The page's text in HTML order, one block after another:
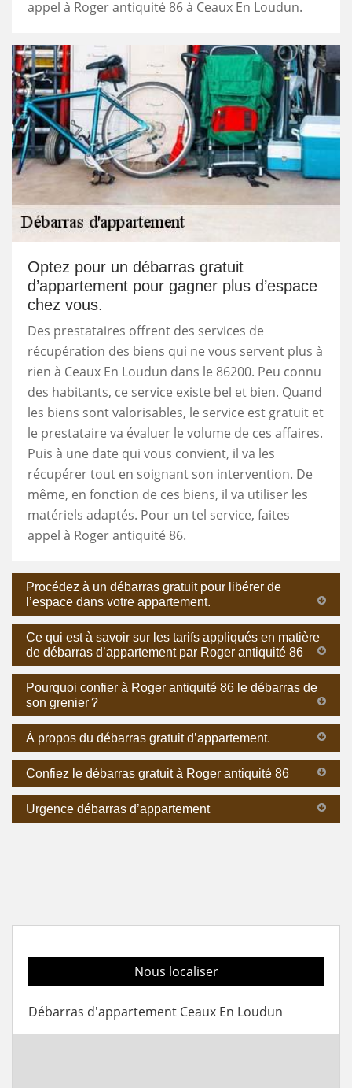
appel à Roger antiquité 86 à Ceaux En Loudun.
Optez pour un débarras gratuit
d’appartement pour gagner plus d’espace
chez vous.
Des prestataires offrent des services de
récupération des biens qui ne vous servent plus à
rien à Ceaux En Loudun dans le 86200. Peu connu
des habitants, ce service existe bel et bien. Quand
les biens sont valorisables, le service est gratuit et
le prestataire va évaluer le volume de ces affaires.
Puis à une date qui vous convient, il va les
récupérer tout en soignant son intervention. De
même, en fonction de ces biens, il va utiliser les
matériels adaptés. Pour un tel service, faites
appel à Roger antiquité 86.
Procédez à un débarras gratuit pour libérer de
l’espace dans votre appartement.
Ce qui est à savoir sur les tarifs appliqués en matière
de débarras d’appartement par Roger antiquité 86
Pourquoi confier à Roger antiquité 86 le débarras de
son grenier ?
À propos du débarras gratuit d’appartement.
Confiez le débarras gratuit à Roger antiquité 86
Urgence débarras d’appartement
Nous localiser
Débarras d'appartement Ceaux En Loudun